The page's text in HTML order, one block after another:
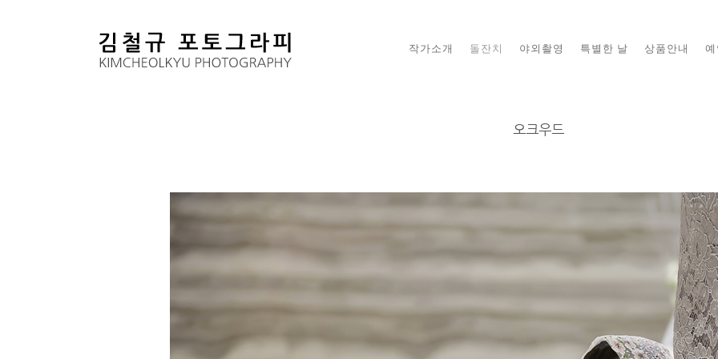
작가소개 돌잔치 야외촬영 특별한 날 상품안내
오크우드